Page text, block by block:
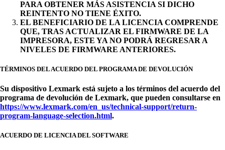
PARA OBTENER MÁS ASISTENCIA SI DICHO
REINTENTO NO TIENE ÉXITO.
EL BENEFICIARIO DE LA LICENCIA COMPRENDE
QUE, TRAS ACTUALIZAR EL FIRMWARE DE LA
IMPRESORA, ESTE YA NO PODRÁ REGRESAR A
NIVELES DE FIRMWARE ANTERIORES.
TÉRMINOS DEL ACUERDO DEL PROGRAMA DE DEVOLUCIÓN
Su dispositivo Lexmark está sujeto a los términos del acuerdo del
programa de devolución de Lexmark, que pueden consultarse en
https://www.lexmark.com/en_us/technical-support/return-
program-language-selection.html.
ACUERDO DE LICENCIA DEL SOFTWARE